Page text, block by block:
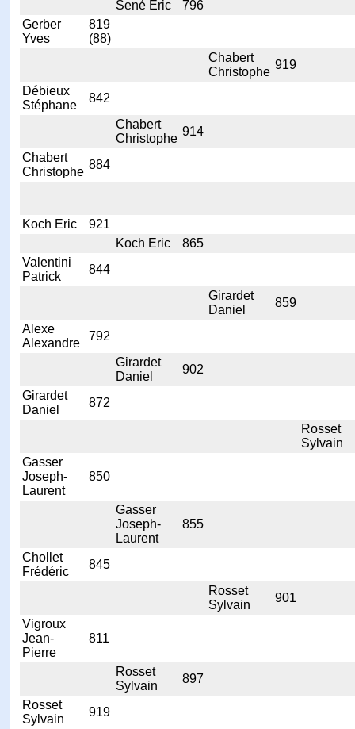
Sené Eric
796
Gerber
Yves
819
(88)
Chabert
Christophe
919
Débieux
Stéphane
842
Chabert
Christophe
914
Chabert
Christophe
884
Koch Eric
921
Koch Eric
865
Valentini
Patrick
844
Girardet
Daniel
859
Alexe
Alexandre
792
Girardet
Daniel
902
Girardet
Daniel
872
Rosset
Sylvain
Gasser
Joseph-
Laurent
850
Gasser
Joseph-
Laurent
855
Chollet
Frédéric
845
Rosset
Sylvain
901
Vigroux
Jean-
Pierre
811
Rosset
Sylvain
897
Rosset
Sylvain
919